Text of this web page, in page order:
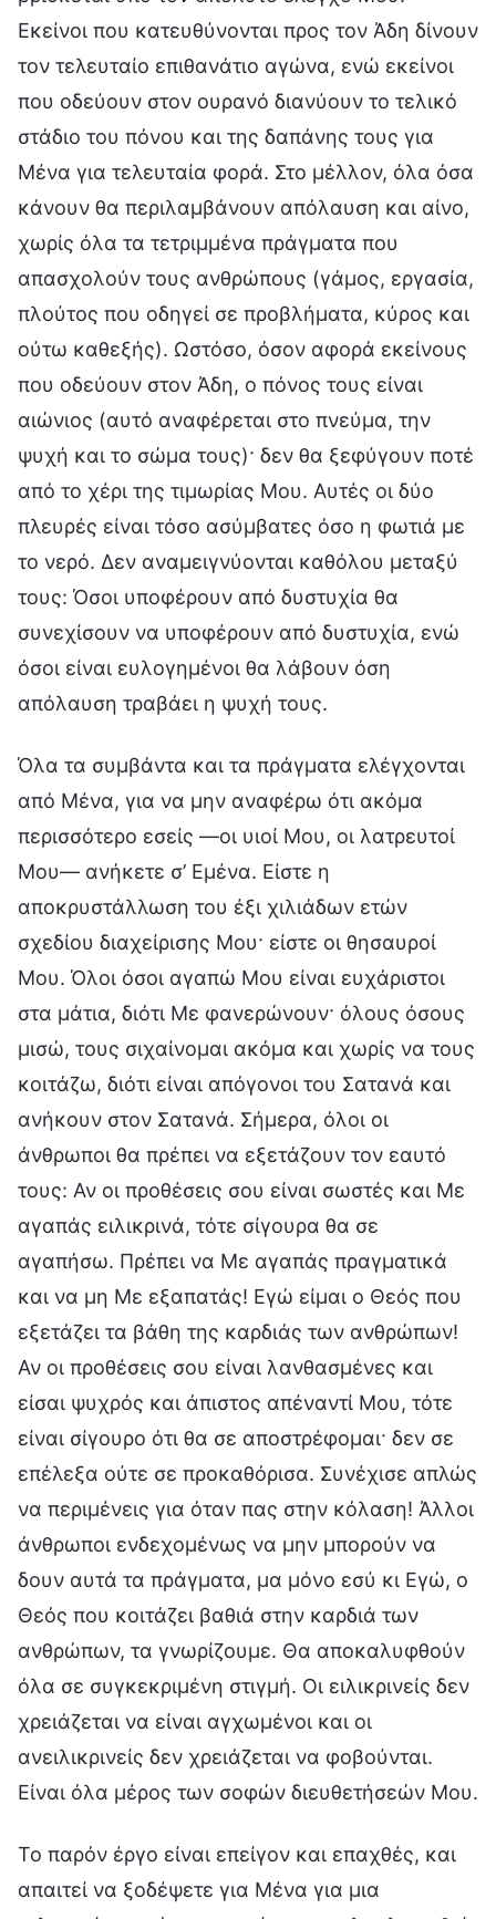
Εκείνοι που κατευθύνονται προς τον Άδη δίνουν
τον τελευταίο επιθανάτιο αγώνα, ενώ εκείνοι
που οδεύουν στον ουρανό διανύουν το τελικό
στάδιο του πόνου και της δαπάνης τους για
Μένα για τελευταία φορά. Στο μέλλον, όλα όσα
κάνουν θα περιλαμβάνουν απόλαυση και αίνο,
χωρίς όλα τα τετριμμένα πράγματα που
απασχολούν τους ανθρώπους (γάμος, εργασία,
πλούτος που οδηγεί σε προβλήματα, κύρος και
ούτω καθεξής). Ωστόσο, όσον αφορά εκείνους
που οδεύουν στον Άδη, ο πόνος τους είναι
αιώνιος (αυτό αναφέρεται στο πνεύμα, την
ψυχή και το σώμα τους)· δεν θα ξεφύγουν ποτέ
από το χέρι της τιμωρίας Μου. Αυτές οι δύο
πλευρές είναι τόσο ασύμβατες όσο η φωτιά με
το νερό. Δεν αναμειγνύονται καθόλου μεταξύ
τους: Όσοι υποφέρουν από δυστυχία θα
συνεχίσουν να υποφέρουν από δυστυχία, ενώ
όσοι είναι ευλογημένοι θα λάβουν όση
απόλαυση τραβάει η ψυχή τους.
Όλα τα συμβάντα και τα πράγματα ελέγχονται
από Μένα, για να μην αναφέρω ότι ακόμα
περισσότερο εσείς —οι υιοί Μου, οι λατρευτοί
Μου— ανήκετε σ’ Εμένα. Είστε η
αποκρυστάλλωση του έξι χιλιάδων ετών
σχεδίου διαχείρισης Μου· είστε οι θησαυροί
Μου. Όλοι όσοι αγαπώ Μου είναι ευχάριστοι
στα μάτια, διότι Με φανερώνουν· όλους όσους
μισώ, τους σιχαίνομαι ακόμα και χωρίς να τους
κοιτάζω, διότι είναι απόγονοι του Σατανά και
ανήκουν στον Σατανά. Σήμερα, όλοι οι
άνθρωποι θα πρέπει να εξετάζουν τον εαυτό
τους: Αν οι προθέσεις σου είναι σωστές και Με
αγαπάς ειλικρινά, τότε σίγουρα θα σε
αγαπήσω. Πρέπει να Με αγαπάς πραγματικά
και να μη Με εξαπατάς! Εγώ είμαι ο Θεός που
εξετάζει τα βάθη της καρδιάς των ανθρώπων!
Αν οι προθέσεις σου είναι λανθασμένες και
είσαι ψυχρός και άπιστος απέναντί Μου, τότε
είναι σίγουρο ότι θα σε αποστρέφομαι· δεν σε
επέλεξα ούτε σε προκαθόρισα. Συνέχισε απλώς
να περιμένεις για όταν πας στην κόλαση! Άλλοι
άνθρωποι ενδεχομένως να μην μπορούν να
δουν αυτά τα πράγματα, μα μόνο εσύ κι Εγώ, ο
Θεός που κοιτάζει βαθιά στην καρδιά των
ανθρώπων, τα γνωρίζουμε. Θα αποκαλυφθούν
όλα σε συγκεκριμένη στιγμή. Οι ειλικρινείς δεν
χρειάζεται να είναι αγχωμένοι και οι
ανειλικρινείς δεν χρειάζεται να φοβούνται.
Είναι όλα μέρος των σοφών διευθετήσεών Μου.
Το παρόν έργο είναι επείγον και επαχθές, και
απαιτεί να ξοδέψετε για Μένα για μια